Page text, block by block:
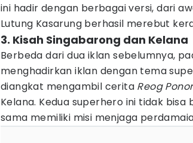
ini hadir dengan berbagai versi, dari
Lutung Kasarung berhasil merebut
3. Kisah Singabarong dan Kelana
Berbeda dari dua iklan sebelumnya,
menghadirkan iklan dengan tema
diangkat mengambil cerita Reog
Kelana. Kedua superhero ini tidak
sama memiliki misi menjaga